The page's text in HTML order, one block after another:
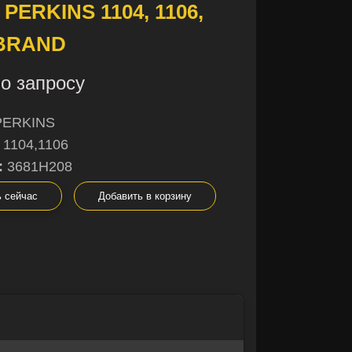
1104, 1106,
запросу
1104,1106
3681H208
сейчас Добавить в корзину